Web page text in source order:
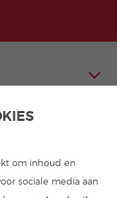
om inhoud en
sociale media aan